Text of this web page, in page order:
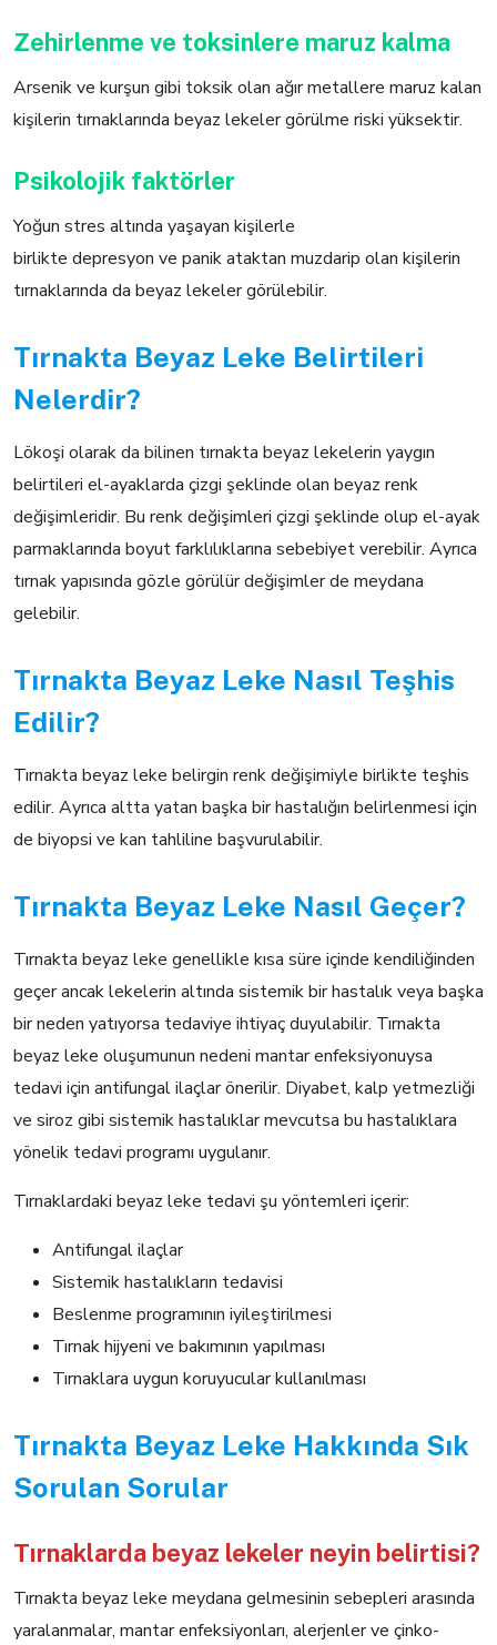
Zehirlenme ve toksinlere maruz kalma
Arsenik ve kurşun gibi toksik olan ağır metallere maruz kalan
kişilerin tırnaklarında beyaz lekeler görülme riski yüksektir.
Psikolojik faktörler
Yoğun stres altında yaşayan kişilerle
birlikte depresyon ve panik ataktan muzdarip olan kişilerin
tırnaklarında da beyaz lekeler görülebilir.
Tırnakta Beyaz Leke Belirtileri
Nelerdir?
Lökoşi olarak da bilinen tırnakta beyaz lekelerin yaygın
belirtileri el-ayaklarda çizgi şeklinde olan beyaz renk
değişimleridir. Bu renk değişimleri çizgi şeklinde olup el-ayak
parmaklarında boyut farklılıklarına sebebiyet verebilir. Ayrıca
tırnak yapısında gözle görülür değişimler de meydana
gelebilir.
Tırnakta Beyaz Leke Nasıl Teşhis
Edilir?
Tırnakta beyaz leke belirgin renk değişimiyle birlikte teşhis
edilir. Ayrıca altta yatan başka bir hastalığın belirlenmesi için
de biyopsi ve kan tahliline başvurulabilir.
Tırnakta Beyaz Leke Nasıl Geçer?
Tırnakta beyaz leke genellikle kısa süre içinde kendiliğinden
geçer ancak lekelerin altında sistemik bir hastalık veya başka
bir neden yatıyorsa tedaviye ihtiyaç duyulabilir. Tırnakta
beyaz leke oluşumunun nedeni mantar enfeksiyonuysa
tedavi için antifungal ilaçlar önerilir. Diyabet, kalp yetmezliği
ve siroz gibi sistemik hastalıklar mevcutsa bu hastalıklara
yönelik tedavi programı uygulanır.
Tırnaklardaki beyaz leke tedavi şu yöntemleri içerir:
Antifungal ilaçlar
Sistemik hastalıkların tedavisi
Beslenme programının iyileştirilmesi
Tırnak hijyeni ve bakımının yapılması
Tırnaklara uygun koruyucular kullanılması
Tırnakta Beyaz Leke Hakkında Sık
Sorulan Sorular
Tırnaklarda beyaz lekeler neyin belirtisi?
Tırnakta beyaz leke meydana gelmesinin sebepleri arasında
yaralanmalar, mantar enfeksiyonları, alerjenler ve çinko-